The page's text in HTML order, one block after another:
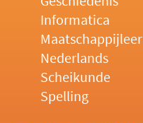
Informatica
Maatschappijleer
Nederlands
Scheikunde
Spelling